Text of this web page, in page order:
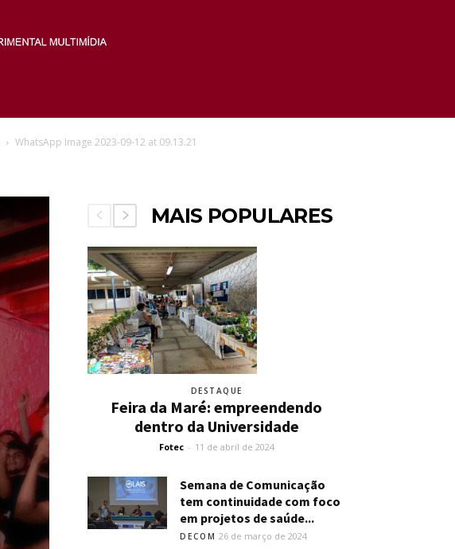
WhatsApp Image 2023-09-12 at 09.13.21
MAIS POPULARES
DESTAQUE
Feira da Maré: empreendendo
dentro da Universidade
Fotec - 11 de abril de 2024
Semana de Comunicação
tem continuidade com foco
em projetos de saúde...
DECOM 26 de março de 2024